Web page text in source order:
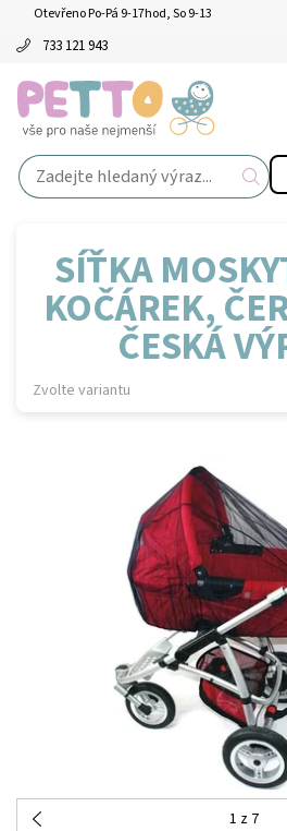
Otevřeno Po-Pá 9-17hod, So 9-13
733 121 943
SÍŤKA
KOČÁREK,
ČESKÁ
Zvolte variantu
1 z 7